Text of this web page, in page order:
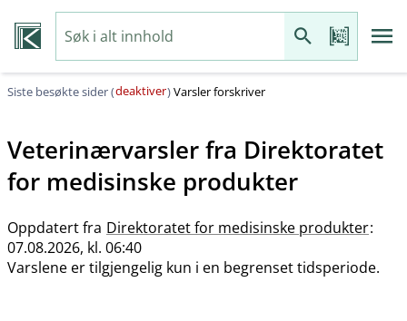
Siste besøkte sider (deaktiver)Varsler forskriver
Veterinærvarsler fra Direktoratet
for medisinske produkter
Oppdatert fra Direktoratet for medisinske produkter:
07.08.2026, kl. 06:40
Varslene er tilgjengelig kun i en begrenset tidsperiode.